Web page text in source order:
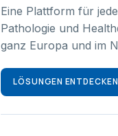
Eine Plattform für
Pathologie und
ganz Europa und im
LÖSUNGEN ENTDECKEN